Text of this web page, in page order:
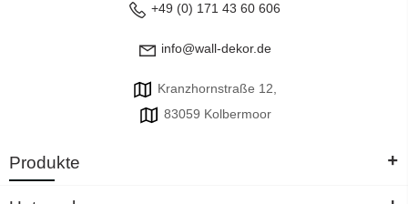
+49 (0) 171 43 60 606
info@wall-dekor.de
Kranzhornstraße 12,
83059 Kolbermoor
Produkte +